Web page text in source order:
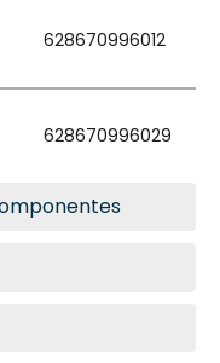
628670996012
628670996029